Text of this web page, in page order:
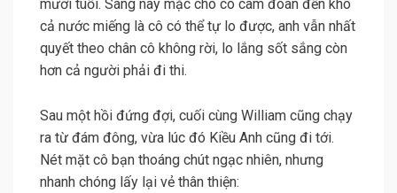
mươi tuổi. Sáng nay mặc cho cô cam đoan đến khô
cả nước miếng là cô có thể tự lo được, anh vẫn nhất
quyết theo chân cô không rời, lo lắng sốt sắng còn
hơn cả người phải đi thi.
Sau một hồi đứng đợi, cuối cùng William cũng chạy
ra từ đám đông, vừa lúc đó Kiều Anh cũng đi tới.
Nét mặt cô bạn thoáng chút ngạc nhiên, nhưng
nhanh chóng lấy lại vẻ thân thiện: